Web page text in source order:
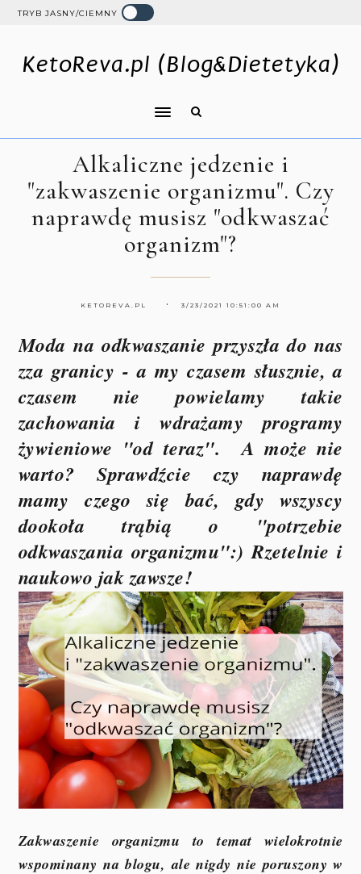
TRYB JASNY/CIEMNY
KetoReva.pl (Blog&Dietetyka)
Alkaliczne jedzenie i
"zakwaszenie organizmu". Czy
naprawdę musisz "odkwaszać
organizm"?
KETOREVA.PL 3/23/2021 10:51:00 AM
Moda na odkwaszanie przyszła do nas
zza granicy - a my czasem słusznie, a
czasem nie powielamy takie
zachowania i wdrażamy programy
żywieniowe "od teraz". A może nie
warto? Sprawdźcie czy naprawdę
mamy czego się bać, gdy wszyscy
dookoła trąbią o "potrzebie
odkwaszania organizmu":) Rzetelnie i
naukowo jak zawsze!
Zakwaszenie organizmu to temat wielokrotnie
wspominany na blogu, ale nigdy nie poruszony w